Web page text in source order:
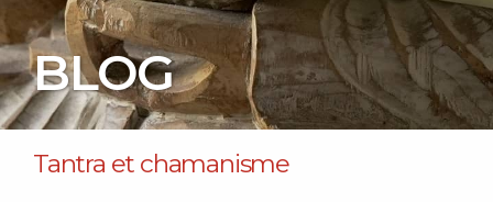
BLOG
Tantra et chamanisme